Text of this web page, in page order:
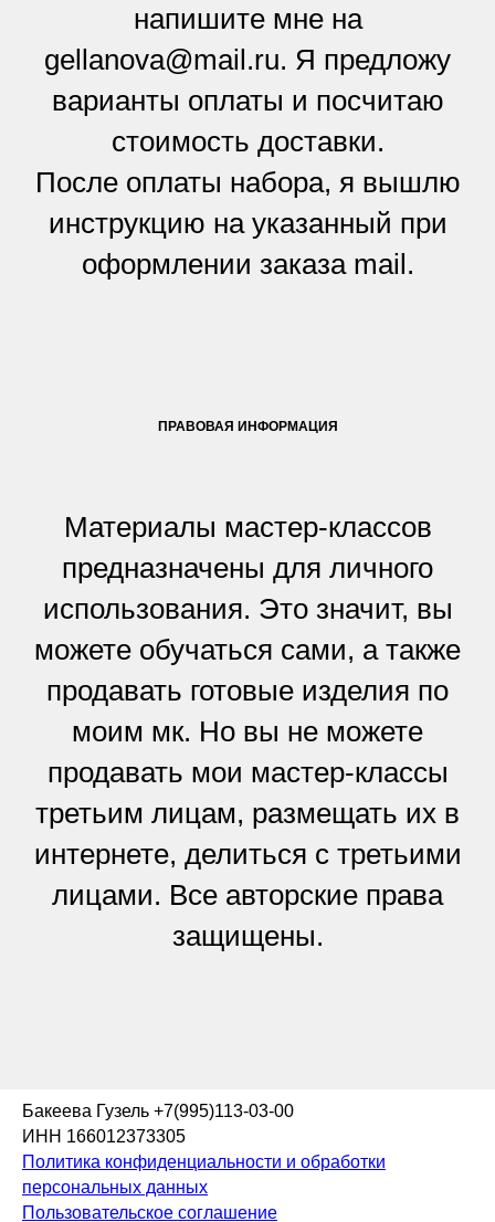
напишите мне на
gellanova@mail.ru. Я предложу
варианты оплаты и посчитаю
стоимость доставки.
После оплаты набора, я вышлю
инструкцию на указанный при
оформлении заказа mail.
ПРАВОВАЯ ИНФОРМАЦИЯ
Материалы мастер-классов
предназначены для личного
использования. Это значит, вы
можете обучаться сами, а также
продавать готовые изделия по
моим мк. Но вы не можете
продавать мои мастер-классы
третьим лицам, размещать их в
интернете, делиться с третьими
лицами. Все авторские права
защищены.
Бакеева Гузель +7(995)113-03-00
ИНН 166012373305
Политика конфиденциальности и обработки
персональных данных
Пользовательское соглашение